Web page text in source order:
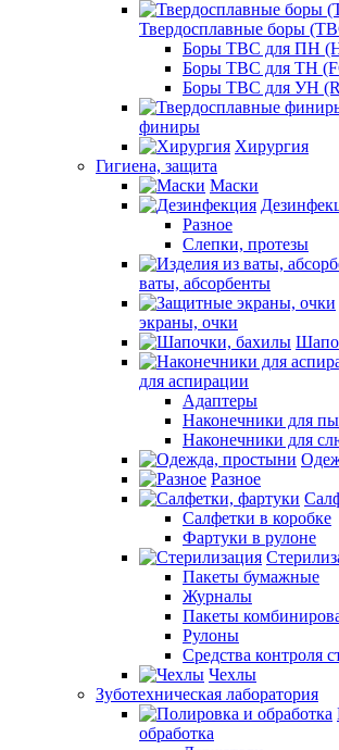
Твердосплавные боры
Боры ТВС для ПН
Боры ТВС для ТН
Боры ТВС для УН
финиры
Хирургия
Гигиена, защита
Маски
Разное
Слепки, протезы
ваты, абсорбенты
экраны, очки
для аспирации
Адаптеры
Наконечники для
Наконечники для
Разное
Салфетки в коробке
Фартуки в рулоне
Пакеты бумажные
Журналы
Пакеты
Рулоны
Средства контроля
Чехлы
Зуботехническая лаборатория
обработка